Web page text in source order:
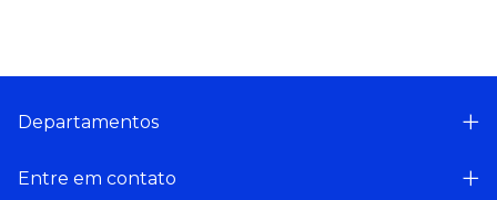
Departamentos
Entre em contato